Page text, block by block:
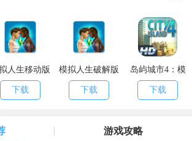
人生移动版
下载
模拟人生破解版
下载
岛屿城市4：模
拟人生大亨
下载
游戏攻略